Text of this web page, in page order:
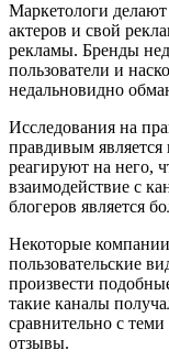
Маркетологи делают
актеров и свой
рекламы. Бренды
пользователи и
недальновидно
Исследования на
правдивым является
реагируют на него,
взаимодействие с
блогеров является
Некоторые
пользовательские
произвести
такие каналы
сравнительно с
отзывы.